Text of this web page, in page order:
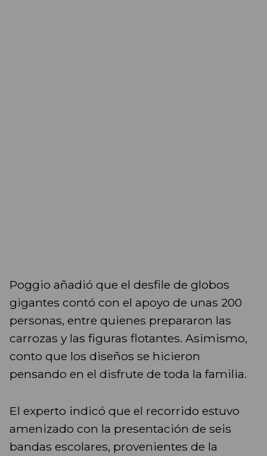
Poggio añadió que el desfile de globos
gigantes contó con el apoyo de unas 200
personas, entre quienes prepararon las
carrozas y las figuras flotantes. Asimismo,
conto que los diseños se hicieron
pensando en el disfrute de toda la familia.
El experto indicó que el recorrido estuvo
amenizado con la presentación de seis
bandas escolares, provenientes de la